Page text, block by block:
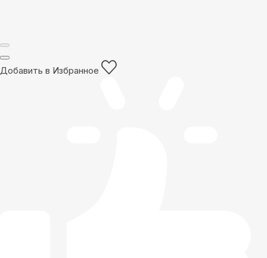
Добавить в Избранное